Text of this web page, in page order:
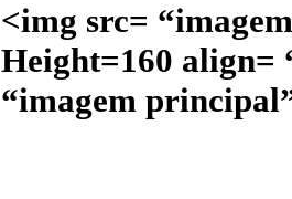
<img src=
Height=160 align=
“imagem